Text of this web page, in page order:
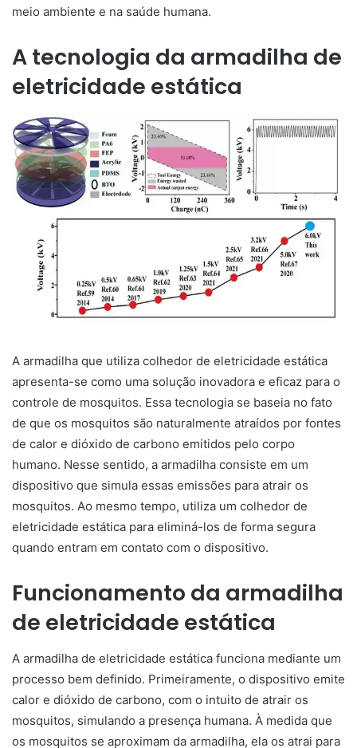
meio ambiente e na saúde humana.
A tecnologia da armadilha de
eletricidade estática
A armadilha que utiliza colhedor de eletricidade estática
apresenta-se como uma solução inovadora e eficaz para o
controle de mosquitos. Essa tecnologia se baseia no fato
de que os mosquitos são naturalmente atraídos por fontes
de calor e dióxido de carbono emitidos pelo corpo
humano. Nesse sentido, a armadilha consiste em um
dispositivo que simula essas emissões para atrair os
mosquitos. Ao mesmo tempo, utiliza um colhedor de
eletricidade estática para eliminá-los de forma segura
quando entram em contato com o dispositivo.
Funcionamento da armadilha
de eletricidade estática
A armadilha de eletricidade estática funciona mediante um
processo bem definido. Primeiramente, o dispositivo emite
calor e dióxido de carbono, com o intuito de atrair os
mosquitos, simulando a presença humana. À medida que
os mosquitos se aproximam da armadilha, ela os atrai para